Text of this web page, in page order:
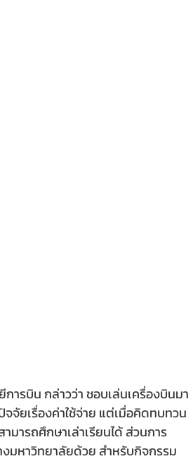
ารบิน กล่าวว่า ชอบเล่นเครื่องบินมา
จัยเรื่องค่าใช้จ่าย แต่เมื่อคิดทบทวน
ารถศึกษาเล่าเรียนได้ ส่วนการ
งมหาวิทยาลัยด้วย สำหรับกิจกรรม